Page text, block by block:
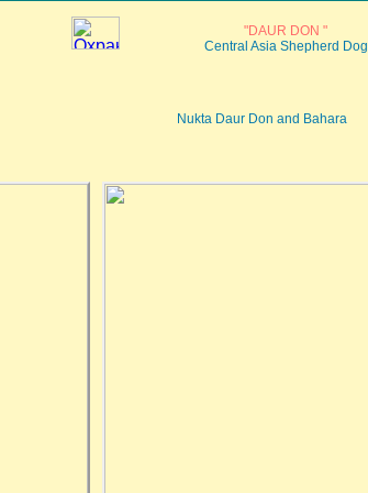
"DAUR DON "
Central Asia Shepherd Dog
Nukta Daur Don and Bahara